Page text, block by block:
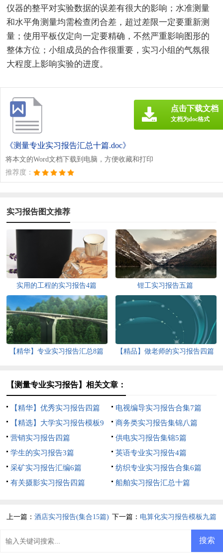
仪器的整平对实验数据的误差有很大的影响；水准测量
和水平角测量均需检查闭合差，超过差限一定要重新测
量；使用平板仪定向一定要精确，不然严重影响图形的
整体方位；小组成员的合作很重要，实习小组的气氛很
大程度上影响实验的进度。
《测量专业实习报告汇总十篇.doc》
将本文的Word文档下载到电脑，方便收藏和打印
推荐度：
点击下载文档
文档为doc格式
实习报告图文推荐
实用的工程的实习报告4篇 钳工实习报告五篇
【精华】专业实习报告汇总8篇 【精品】做老师的实习报告四篇
【测量专业实习报告】相关文章：
【精华】优秀实习报告四篇
电视编导实习报告合集7篇
【精选】大学实习报告模板9
篇
商务类实习报告集锦八篇
营销实习报告四篇
供电实习报告集锦5篇
学生的实习报告3篇
英语专业实习报告4篇
采矿实习报告汇编6篇
纺织专业实习报告合集6篇
有关摄影实习报告四篇
船舶实习报告汇总十篇
上一篇：酒店实习报告(集合15篇) 下一篇： 电算化实习报告模板九篇